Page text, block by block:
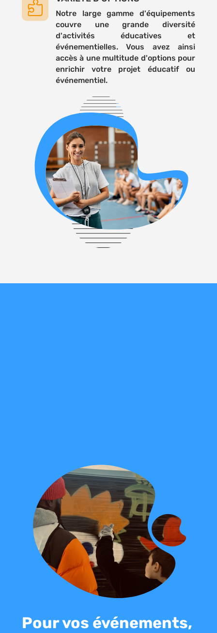

Notre large gamme d'équipements
couvre une grande diversité
d'activités éducatives et
événementielles. Vous avez ainsi
accès à une multitude d'options pour
enrichir votre projet éducatif ou
événementiel.
Pour vos événements,